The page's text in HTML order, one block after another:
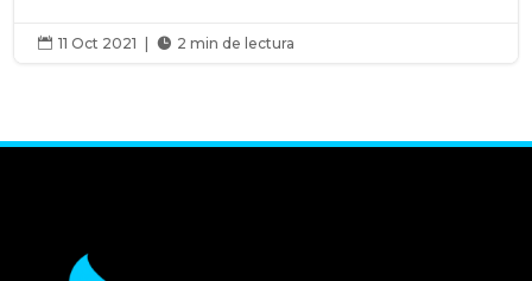
 11 Oct 2021  2 min de lectura